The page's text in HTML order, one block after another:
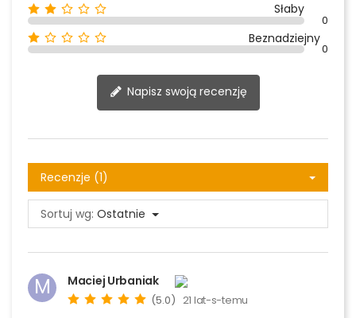
Słaby
0
Beznadziejny
0
Napisz swoją recenzję
Recenzje (1)
Sortuj wg: Ostatnie
M Maciej Urbaniak
(5.0) 21 lat-s-temu